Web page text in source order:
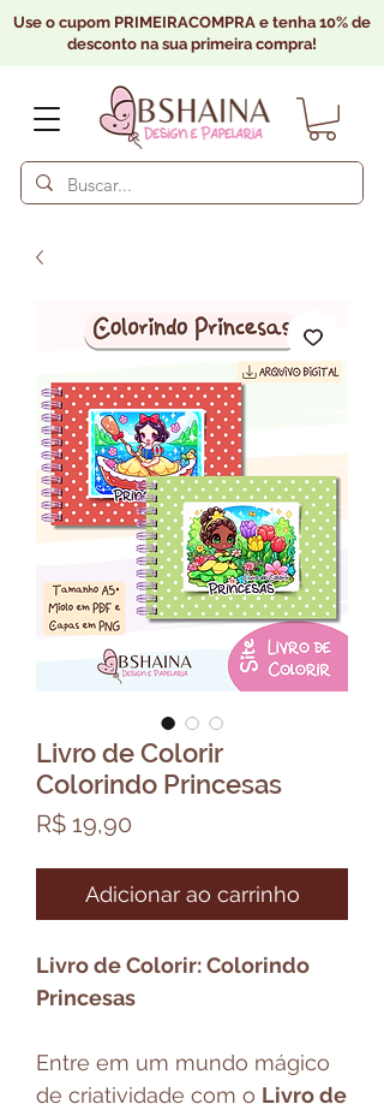
Use o cupom PRIMEIRACOMPRA e tenha 10% de
desconto na sua primeira compra!
Livro de Colorir
Colorindo Princesas
R$ 19,90
Adicionar ao carrinho
Livro de Colorir: Colorindo
Princesas
Entre em um mundo mágico
de criatividade com o Livro de